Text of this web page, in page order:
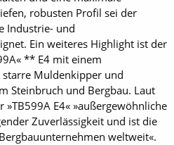
robusten Profil sei der
Industrie- und
Ein weiteres Highlight ist der
** E4 mit einem
Muldenkipper und
Steinbruch und Bergbau. Laut
E4« »außergewöhnliche
Zuverlässigkeit und ist die
weltweit«.